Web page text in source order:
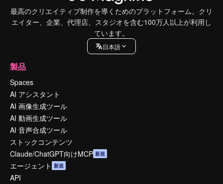
最高のクリエイティブ制作を導くためのプラットフォーム。クリ
エイター、企業、代理店、スタジオを含む100万人以上が利用し
ています。
日本語
製品
Spaces
AI アシスタント
AI 画像生成ツール
AI 動画生成ツール
AI 音声合成ツール
ストックコンテンツ
Claude/ChatGPT向けMCP 新規
エージェント 新規
API